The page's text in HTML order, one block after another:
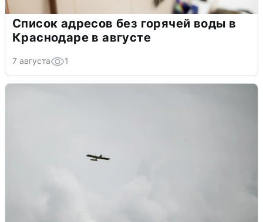
Список адресов без горячей воды в
Краснодаре в августе
7 августа 1